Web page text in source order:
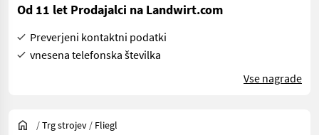
Od 11 let Prodajalci na Landwirt.com
Preverjeni kontaktni podatki
vnesena telefonska številka
Vse nagrade
/Trg strojev / Fliegl